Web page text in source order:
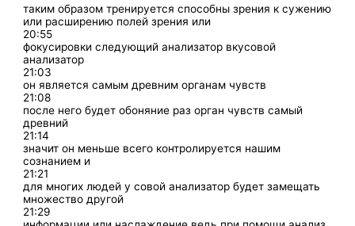
таким образом тренируется способны зрения к сужению
или расширению полей зрения или
20:55
фокусировки следующий анализатор вкусовой
анализатор
21:03
он является самым древним органам чувств
21:08
после него будет обоняние раз орган чувств самый
древний
21:14
значит он меньше всего контролируется нашим
сознанием и
21:21
для многих людей у совой анализатор будет замещать
множество другой
21:29